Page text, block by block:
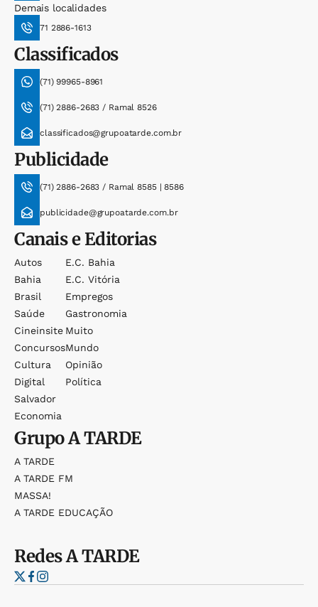
Demais localidades
71 2886-1613
Classificados
(71) 99965-8961
(71) 2886-2683 / Ramal 8526
classificados@grupoatarde.com.br
Publicidade
(71) 2886-2683 / Ramal 8585 | 8586
publicidade@grupoatarde.com.br
Canais e Editorias
Autos
Bahia
Brasil
Saúde
Cineinsite
Concursos
Cultura
Digital
Salvador
Economia
E.c. Bahia
E.c. Vitória
Empregos
Gastronomia
Muito
Mundo
Opinião
Política
GrupoA TARDE
A TARDE
A TARDE FM
MASSA!
A TARDE EDUCAÇÃO
RedesA TARDE